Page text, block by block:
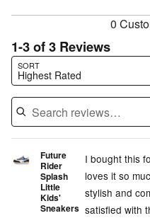
0
1-3 of 3 Reviews
SORT
Highest Rated
Search reviews…
Future
Rider
Splash
Little
Kids'
Sneakers
I bought this
loves it so
stylish and
satisfied with